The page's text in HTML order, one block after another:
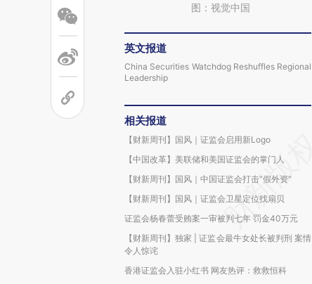
图：视觉中国
英文报道
China Securities Watchdog Reshuffles Regional
Leadership
相关报道
【财新周刊】国风｜证监会启用新Logo
【中国改革】美联储和美国证监会的掌门人
【财新周刊】国风｜中国证监会打击“假外资”
【财新周刊】国风｜证监会卫星定位找扇贝
证监会杨春蕾受贿案一审被判七年 罚金40万元
【财新周刊】独家 | 证监会最牛女处长被判刑 案情
令人惊诧
香港证监会入驻小红书 网友热评：救救恒科